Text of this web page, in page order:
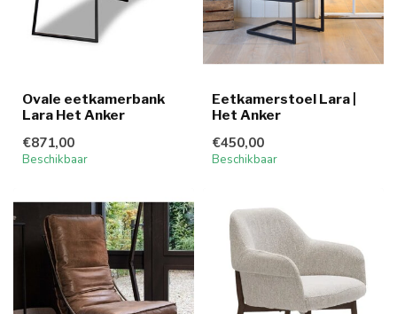
Ovale eetkamerbank
Lara Het Anker
€871,00
Beschikbaar
Eetkamerstoel Lara |
Het Anker
€450,00
Beschikbaar